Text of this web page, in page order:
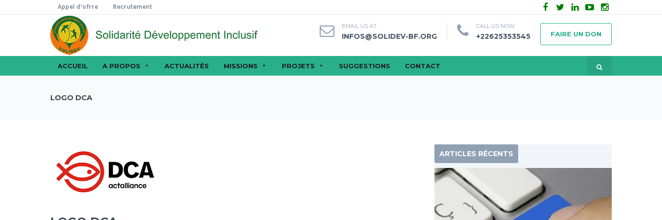
Appel d’ofrre Recrutement
EMAIL US AT
INFOS@SOLIDEV-BF.ORG
CALL US NOW
+22625353545 FAIRE UN DON
ACCUEIL A PROPOS ACTUALITÉS MISSIONS PROJETS SUGGESTIONS CONTACT
LOGO DCA
ARTICLES RÉCENTS